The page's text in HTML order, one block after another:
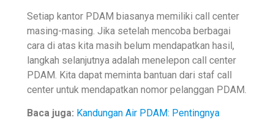
Setiap kantor PDAM biasanya memiliki call center
masing-masing. Jika setelah mencoba berbagai
cara di atas kita masih belum mendapatkan hasil,
langkah selanjutnya adalah menelepon call center
PDAM. Kita dapat meminta bantuan dari staf call
center untuk mendapatkan nomor pelanggan PDAM.
Baca juga: Kandungan Air PDAM: Pentingnya